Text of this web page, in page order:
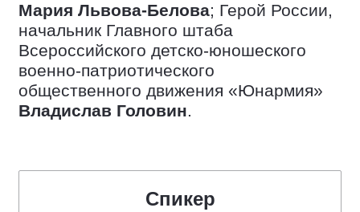
Мария Львова-Белова; Герой России,
начальник Главного штаба
Всероссийского детско-юношеского
военно-патриотического
общественного движения «Юнармия»
Владислав Головин.
Спикер